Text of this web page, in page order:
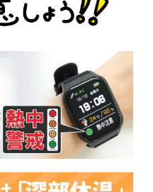
、充電ケーブル、取
りません。
体調や状況に対応出
ないでください。
等は一切しないでく